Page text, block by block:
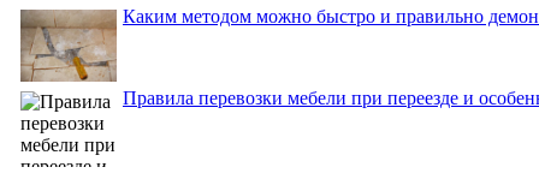
Каким методом можно быстро и правильно
Правила перевозки мебели при переезде и